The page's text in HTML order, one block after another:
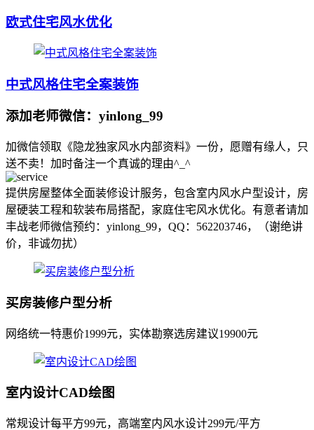
欧式住宅风水优化
中式风格住宅全案装饰
添加老师微信：yinlong_99
加微信领取《隐龙独家风水内部资料》一份，愿赠有缘人，只
送不卖！加时备注一个真诚的理由^_^
提供房屋整体全面装修设计服务，包含室内风水户型设计，房
屋硬装工程和软装布局搭配，家庭住宅风水优化。有意者请加
丰战老师微信预约：yinlong_99，QQ：562203746，（谢绝讲
价，非诚勿扰）
买房装修户型分析
网络统一特惠价1999元，实体勘察选房建议19900元
室内设计CAD绘图
常规设计每平方99元，高端室内风水设计299元/平方